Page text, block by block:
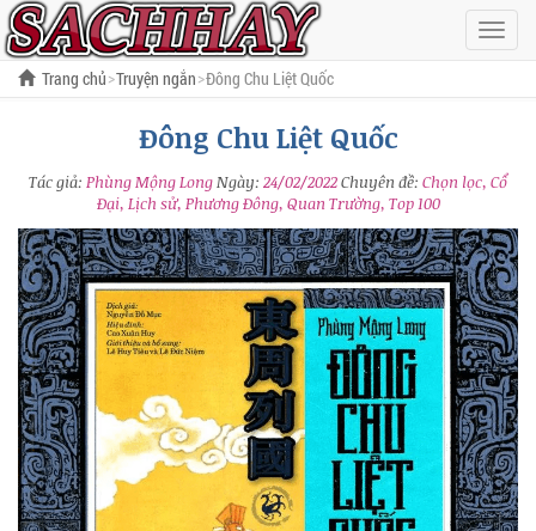
Hiện
menu
Trang chủ Truyện ngắn Đông Chu Liệt Quốc
Đông Chu Liệt Quốc
Tác giả: Phùng Mộng LongNgày: 24/02/2022Chuyên đề: Chọn lọc, Cổ
Đại, Lịch sử, Phương Đông, Quan Trường, Top 100